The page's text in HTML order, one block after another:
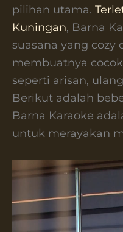
pilihan utama.
Kuningan, Barna
suasana yang cozy
membuatnya
seperti arisan,
Berikut adalah
Barna Karaoke
untuk merayakan